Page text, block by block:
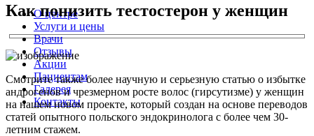
О центре
Услуги и цены
Врачи
Отзывы
Акции
Пациентам
Галерея
Контакты
Как понизить тестостерон у женщин
Смотрите также более научную и серьезную статью о избытке
андрогенов и чрезмерном росте волос (гирсутизме) у женщин
на нашем новом проекте, который создан на основе переводов
статей опытного польского эндокринолога с более чем 30-
летним стажем.